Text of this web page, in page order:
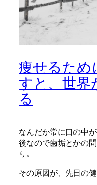
痩せるため
すと、世界
る
なんだか常に口の中
後なので歯垢とかの
り。
その原因が、先日の